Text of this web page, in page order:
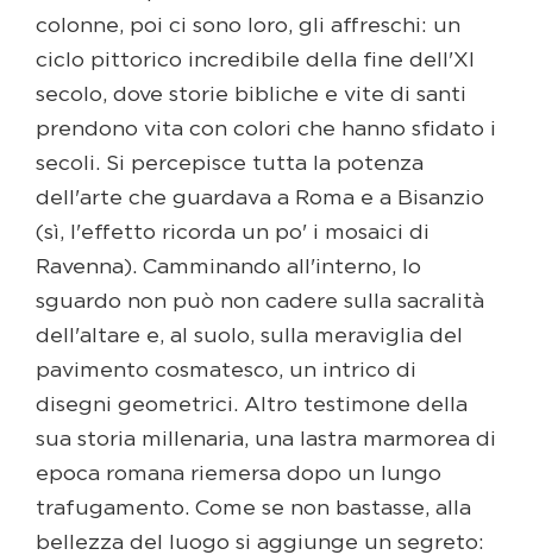
colonne, poi ci sono loro, gli affreschi: un
ciclo pittorico incredibile della fine dell'XI
secolo, dove storie bibliche e vite di santi
prendono vita con colori che hanno sfidato i
secoli. Si percepisce tutta la potenza
dell'arte che guardava a Roma e a Bisanzio
(sì, l'effetto ricorda un po' i mosaici di
Ravenna). Camminando all'interno, lo
sguardo non può non cadere sulla sacralità
dell'altare e, al suolo, sulla meraviglia del
pavimento cosmatesco, un intrico di
disegni geometrici. Altro testimone della
sua storia millenaria, una lastra marmorea di
epoca romana riemersa dopo un lungo
trafugamento. Come se non bastasse, alla
bellezza del luogo si aggiunge un segreto: